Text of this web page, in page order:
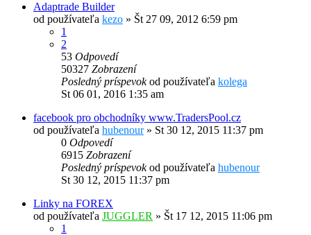
Adaptrade Builder
od používateľa kezo » Št 27 09, 2012 6:59 pm
1
2
53 Odpovedí
50327 Zobrazení
Posledný príspevokod používateľa kolega
St 06 01, 2016 1:35 am
facebook pro obchodníky www.TradersPool.cz
od používateľa hubenour» St 30 12, 2015 11:37 pm
0 Odpovedí
6915 Zobrazení
Posledný príspevokod používateľa hubenour
St 30 12, 2015 11:37 pm
Linky na FOREX
od používateľa JUGGLER » Št 17 12, 2015 11:06 pm
1